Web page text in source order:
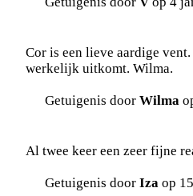
Cor is een lieve aardige
werkelijk uitkomt. Wilma.
Getuigenis door Wilma
Al twee keer een zeer fijne
Getuigenis door Iza op